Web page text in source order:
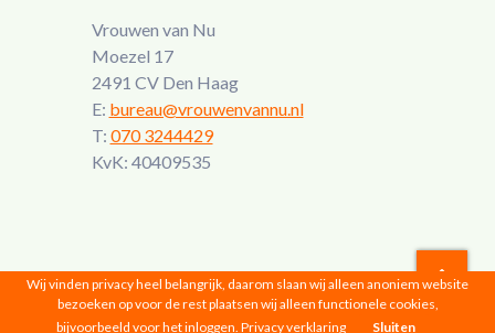
Vrouwen van Nu
Moezel 17
2491 CV Den Haag
E: bureau@vrouwenvannu.nl
T: 070 3244429
KvK: 40409535
Vrouwen van Nu © 2026 |Privacyverklaring
Wij vinden privacy heel belangrijk, daarom slaan wij alleen anoniem website
bezoeken op voor de rest plaatsen wij alleen functionele cookies,
bijvoorbeeld voor het inloggen. Privacy verklaring Sluiten